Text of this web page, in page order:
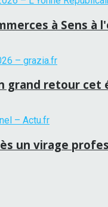
à Sens à
grand retour cet
un virage